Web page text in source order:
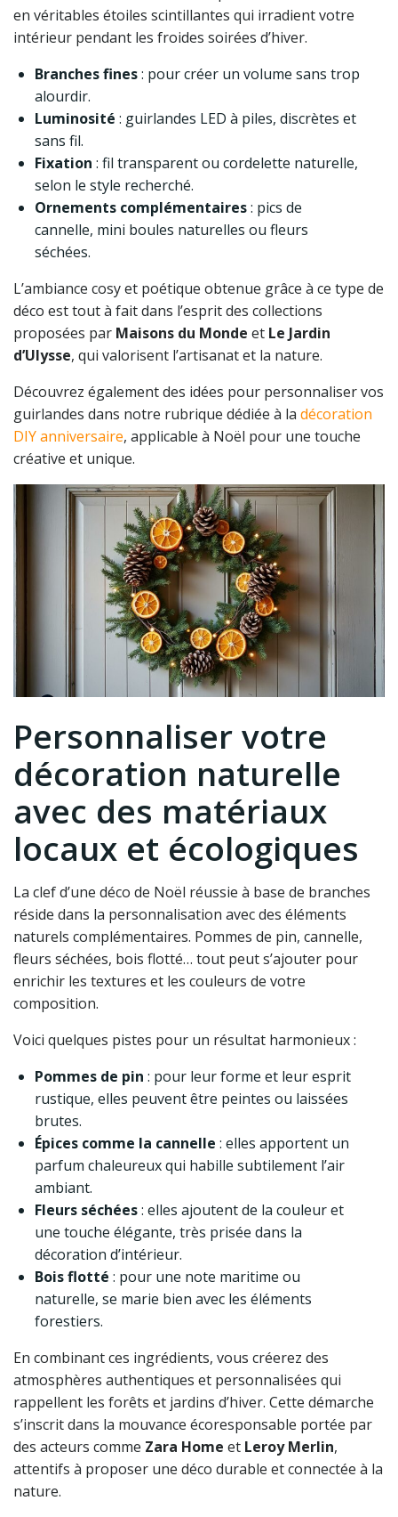
en véritables étoiles scintillantes qui irradient votre
intérieur pendant les froides soirées d’hiver.
Branches fines: pour créer un volume sans trop
alourdir.
Luminosité : guirlandes LED à piles, discrètes et
sans fil.
Fixation : fil transparent ou cordelette naturelle,
selon le style recherché.
Ornements complémentaires: pics de
cannelle, mini boules naturelles ou fleurs
séchées.
L’ambiance cosy et poétique obtenue grâce à ce type de
déco est tout à fait dans l’esprit des collections
proposées par Maisons du Monde et Le Jardin
d’Ulysse, qui valorisent l’artisanat et la nature.
Découvrez également des idées pour personnaliser vos
guirlandes dans notre rubrique dédiée à la décoration
DIY anniversaire, applicable à Noël pour une touche
créative et unique.
Personnaliser votre
décoration naturelle
avec des matériaux
locaux et écologiques
La clef d’une déco de Noël réussie à base de branches
réside dans la personnalisation avec des éléments
naturels complémentaires. Pommes de pin, cannelle,
fleurs séchées, bois flotté… tout peut s’ajouter pour
enrichir les textures et les couleurs de votre
composition.
Voici quelques pistes pour un résultat harmonieux :
Pommes de pin : pour leur forme et leur esprit
rustique, elles peuvent être peintes ou laissées
brutes.
Épices comme la cannelle : elles apportent un
parfum chaleureux qui habille subtilement l’air
ambiant.
Fleurs séchées: elles ajoutent de la couleur et
une touche élégante, très prisée dans la
décoration d’intérieur.
Bois flotté : pour une note maritime ou
naturelle, se marie bien avec les éléments
forestiers.
En combinant ces ingrédients, vous créerez des
atmosphères authentiques et personnalisées qui
rappellent les forêts et jardins d’hiver. Cette démarche
s’inscrit dans la mouvance écoresponsable portée par
des acteurs comme Zara Home et Leroy Merlin,
attentifs à proposer une déco durable et connectée à la
nature.